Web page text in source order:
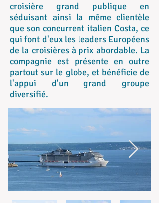
croisière grand publique en
séduisant ainsi la même clientèle
que son concurrent italien Costa, ce
qui font d'eux les leaders Européens
de la croisières à prix abordable. La
compagnie est présente en outre
partout sur le globe, et bénéficie de
l'appui d'un grand groupe
diversifié.